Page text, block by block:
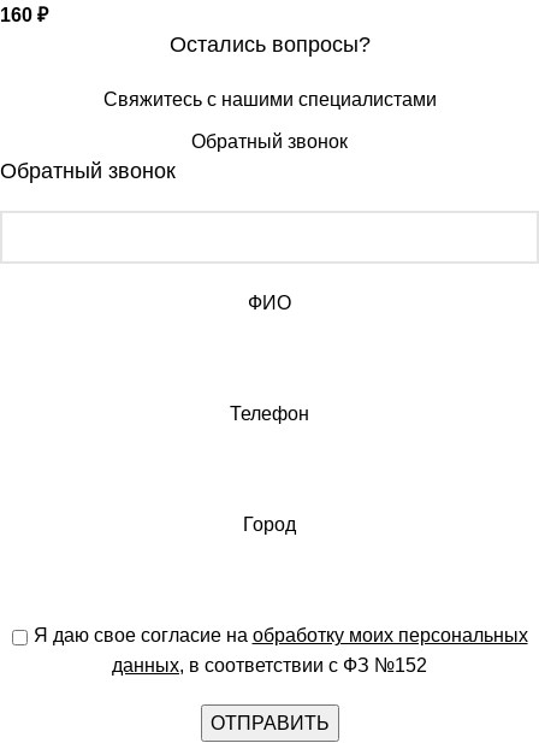
160 ₽
Остались вопросы?
Свяжитесь с нашими специалистами
Обратный звонок
Обратный звонок
ФИО
Телефон
Город
Я даю свое согласие на обработку моих персональных
данных, в соответствии с ФЗ №152